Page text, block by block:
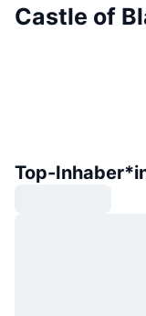
Castle of
Top-